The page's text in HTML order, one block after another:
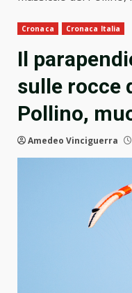
Cronaca Cronaca Italia
Il
sulle rocce
Pollino,
Amedeo Vinciguerra